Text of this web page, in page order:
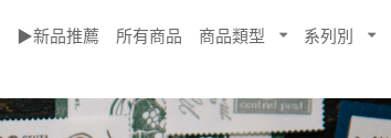
▶新品推薦 所有商品 商品類型 系列別